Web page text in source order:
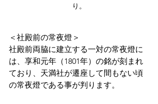
り。
＜社殿前の常夜燈＞
社殿前両脇に建立する一対の常夜燈に
は、享和元年（1801年）の銘が刻まれ
ており、天満社が遷座して間もない頃
の常夜燈である事が判ります。